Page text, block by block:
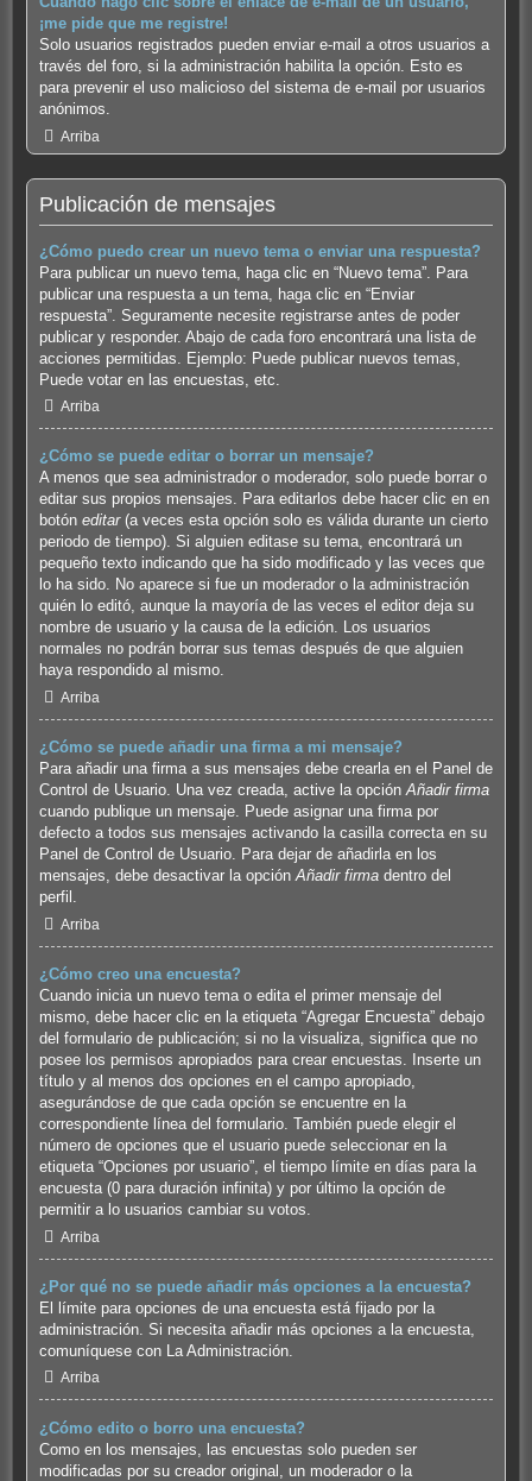
¡me pide que me registre!
Solo usuarios registrados pueden enviar e-mail a otros usuarios a
través del foro, si la administración habilita la opción. Esto es
para prevenir el uso malicioso del sistema de e-mail por usuarios
anónimos.
Arriba
Publicación de mensajes
¿Cómo puedo crear un nuevo tema o enviar una respuesta?
Para publicar un nuevo tema, haga clic en “Nuevo tema”. Para
publicar una respuesta a un tema, haga clic en “Enviar
respuesta”. Seguramente necesite registrarse antes de poder
publicar y responder. Abajo de cada foro encontrará una lista de
acciones permitidas. Ejemplo: Puede publicar nuevos temas,
Puede votar en las encuestas, etc.
Arriba
¿Cómo se puede editar o borrar un mensaje?
A menos que sea administrador o moderador, solo puede borrar o
editar sus propios mensajes. Para editarlos debe hacer clic en en
botón editar(a veces esta opción solo es válida durante un cierto
periodo de tiempo). Si alguien editase su tema, encontrará un
pequeño texto indicando que ha sido modificado y las veces que
lo ha sido. No aparece si fue un moderador o la administración
quién lo editó, aunque la mayoría de las veces el editor deja su
nombre de usuario y la causa de la edición. Los usuarios
normales no podrán borrar sus temas después de que alguien
haya respondido al mismo.
Arriba
¿Cómo se puede añadir una firma a mi mensaje?
Para añadir una firma a sus mensajes debe crearla en el Panel de
Control de Usuario. Una vez creada, active la opciónAñadir firma
cuando publique un mensaje. Puede asignar una firma por
defecto a todos sus mensajes activando la casilla correcta en su
Panel de Control de Usuario. Para dejar de añadirla en los
mensajes, debe desactivar la opciónAñadir firmadentro del
perfil.
Arriba
¿Cómo creo una encuesta?
Cuando inicia un nuevo tema o edita el primer mensaje del
mismo, debe hacer clic en la etiqueta “Agregar Encuesta” debajo
del formulario de publicación; si no la visualiza, significa que no
posee los permisos apropiados para crear encuestas. Inserte un
título y al menos dos opciones en el campo apropiado,
asegurándose de que cada opción se encuentre en la
correspondiente línea del formulario. También puede elegir el
número de opciones que el usuario puede seleccionar en la
etiqueta “Opciones por usuario”, el tiempo límite en días para la
encuesta (0 para duración infinita) y por último la opción de
permitir a lo usuarios cambiar su votos.
Arriba
¿Por qué no se puede añadir más opciones a la encuesta?
El límite para opciones de una encuesta está fijado por la
administración. Si necesita añadir más opciones a la encuesta,
comuníquese con La Administración.
Arriba
¿Cómo edito o borro una encuesta?
Como en los mensajes, las encuestas solo pueden ser
modificadas por su creador original, un moderador o la